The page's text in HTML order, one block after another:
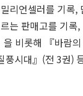
리언셀러를 기
는 판매고를 기
비롯해 『바
풍시대』(전 3권)